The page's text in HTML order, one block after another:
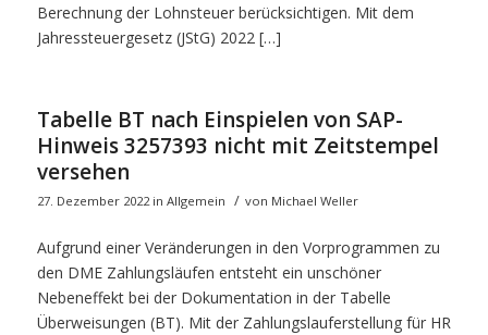
Berechnung der Lohnsteuer berücksichtigen. Mit dem
Jahressteuergesetz (JStG) 2022 […]
Tabelle BT nach Einspielen von SAP-
Hinweis 3257393 nicht mit Zeitstempel
versehen
27. Dezember 2022 in Allgemein / von Michael Weller
Aufgrund einer Veränderungen in den Vorprogrammen zu
den DME Zahlungsläufen entsteht ein unschöner
Nebeneffekt bei der Dokumentation in der Tabelle
Überweisungen (BT). Mit der Zahlungslauferstellung für HR